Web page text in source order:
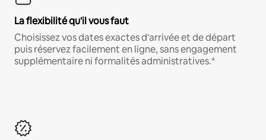
La flexibilité qu'il vous faut
Choisissez vos dates exactes d'arrivée et de départ
puis réservez facilement en ligne, sans engagement
supplémentaire ni formalités administratives.*